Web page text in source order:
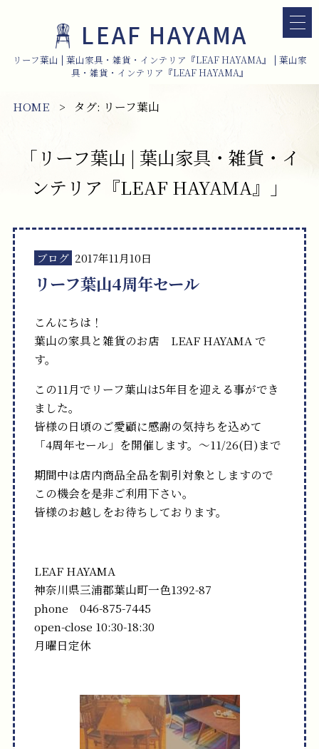
LEAF HAYAMA
リーフ葉山 | 葉山家具・雑貨・インテリア『LEAF HAYAMA』 | 葉山家
具・雑貨・インテリア『LEAF HAYAMA』
HOME タグ: リーフ葉山
「リーフ葉山 | 葉山家具・雑貨・イ
ンテリア『LEAF HAYAMA』」
ブログ 2017年11月10日
リーフ葉山4周年セール
こんにちは！
葉山の家具と雑貨のお店 LEAF HAYAMA で
す。
この11月でリーフ葉山は5年目を迎える事ができ
ました。
皆様の日頃のご愛顧に感謝の気持ちを込めて
「4周年セール」を開催します。～11/26(日)まで
期間中は店内商品全品を割引対象としますので
この機会を是非ご利用下さい。
皆様のお越しをお待ちしております。
LEAF HAYAMA
神奈川県三浦郡葉山町一色1392-87
phone 046-875-7445
open-close 10:30-18:30
月曜日定休